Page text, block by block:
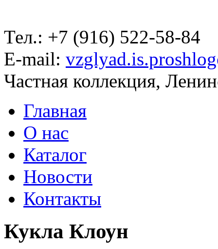
Тел.: +7 (916) 522-58-84
E-mail:
Частная коллекция,
Главная
О нас
Каталог
Новости
Контакты
Кукла Клоун